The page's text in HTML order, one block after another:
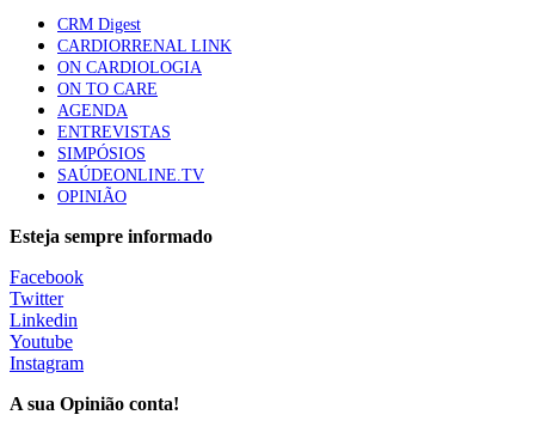
CRM Digest
CARDIORRENAL LINK
ON CARDIOLOGIA
ON TO CARE
AGENDA
ENTREVISTAS
SIMPÓSIOS
SAÚDEONLINE.TV
OPINIÃO
Esteja sempre informado
Facebook
Twitter
Linkedin
Youtube
Instagram
A sua Opinião conta!